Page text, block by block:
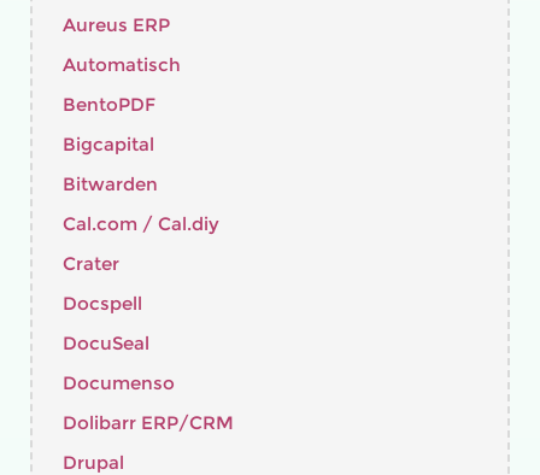
Aureus ERP
Automatisch
BentoPDF
Bigcapital
Bitwarden
Cal.com / Cal.diy
Crater
Docspell
DocuSeal
Documenso
Dolibarr ERP/CRM
Drupal